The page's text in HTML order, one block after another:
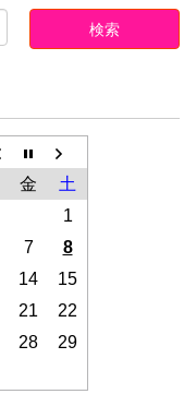
金
土
1
7
8
14
15
21
22
28
29